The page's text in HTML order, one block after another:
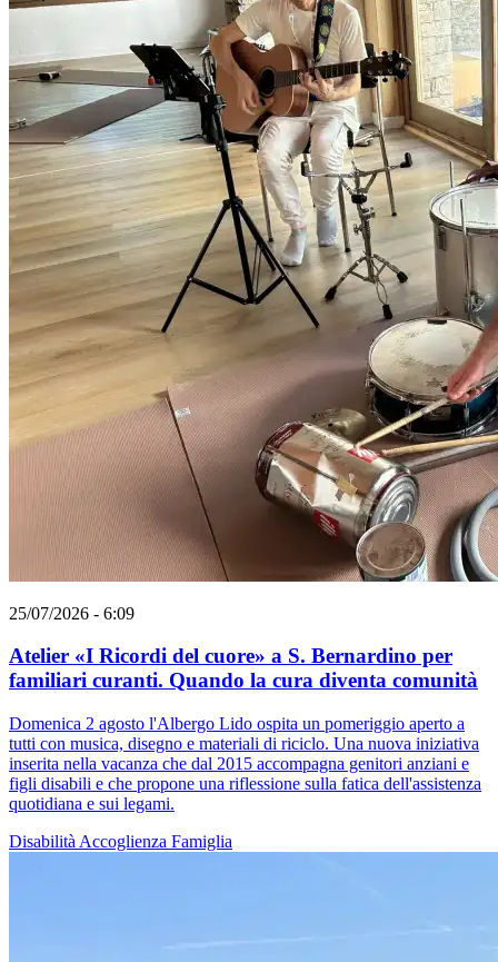
25/07/2026 - 6:09
Atelier «I Ricordi del cuore» a S. Bernardino per
familiari curanti. Quando la cura diventa comunità
Domenica 2 agosto l'Albergo Lido ospita un pomeriggio aperto a
tutti con musica, disegno e materiali di riciclo. Una nuova iniziativa
inserita nella vacanza che dal 2015 accompagna genitori anziani e
figli disabili e che propone una riflessione sulla fatica dell'assistenza
quotidiana e sui legami.
Disabilità Accoglienza Famiglia